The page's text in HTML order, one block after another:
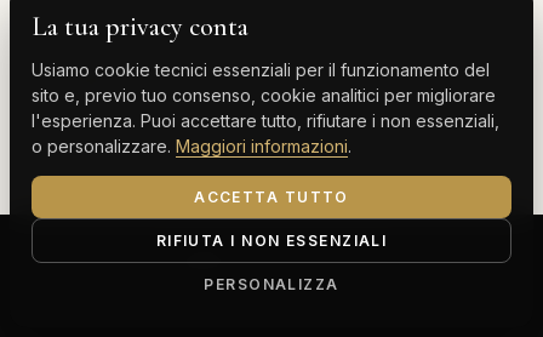
— ESPLORA PER DESTINAZIONE
Milano Cervinia Tenerife Gran Canaria
Monte Carlo
Corso Buenos Aires 64, 20124 Milano (MI)
La tua privacy conta
Usiamo cookie tecnici essenziali per il funzionamento del
sito e, previo tuo consenso, cookie analitici per migliorare
l'esperienza. Puoi accettare tutto, rifiutare i non essenziali,
o personalizzare. Maggiori informazioni.
ACCETTA TUTTO
RIFIUTA I NON ESSENZIALI
PERSONALIZZA